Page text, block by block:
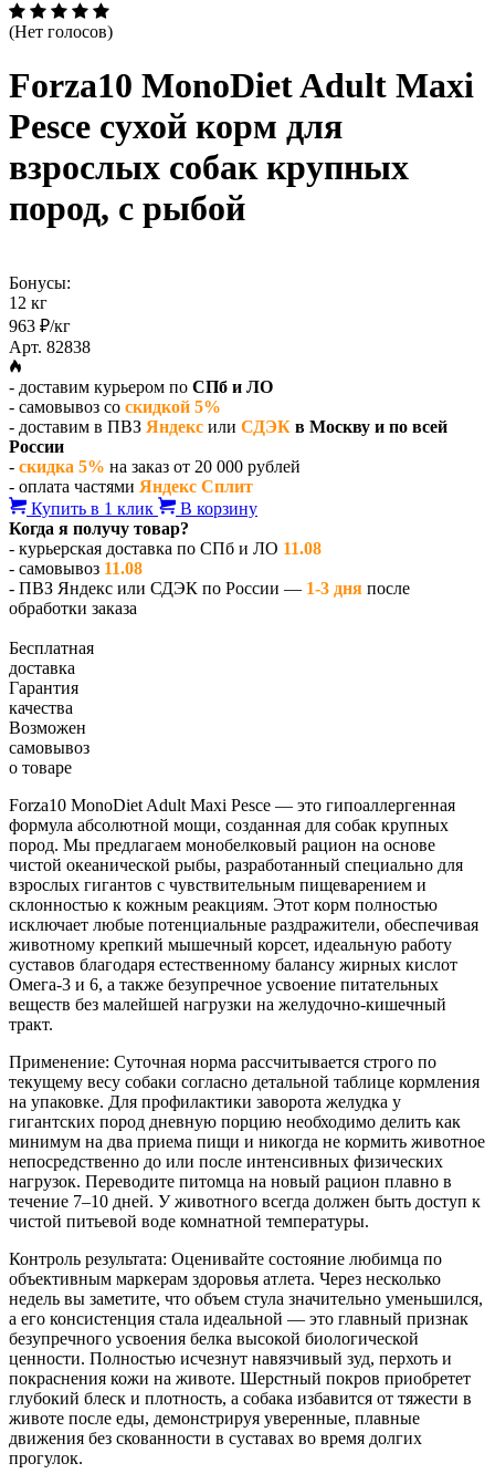
(Нет голосов)
Forza10 MonoDiet Adult Maxi
Pesce сухой корм для
взрослых собак крупных
пород, c рыбой
Бонусы:
12 кг
963 ₽/кг
Арт. 82838
- доставим курьером по СПб и ЛО
- самовывоз со скидкой 5%
- доставим в ПВЗ Яндекс или СДЭК в Москву и по всей
России
- скидка 5% на заказ от 20 000 рублей
- оплата частями Яндекс Сплит
Купить в 1 клик
В корзину
Когда я получу товар?
- курьерская доставка по СПб и ЛО 11.08
- самовывоз 11.08
- ПВЗ Яндекс или СДЭК по России — 1-3 дня после
обработки заказа
Бесплатная
доставка
Гарантия
качества
Возможен
самовывоз
о товаре
Forza10 MonoDiet Adult Maxi Pesce — это гипоаллергенная
формула абсолютной мощи, созданная для собак крупных
пород. Мы предлагаем монобелковый рацион на основе
чистой океанической рыбы, разработанный специально для
взрослых гигантов с чувствительным пищеварением и
склонностью к кожным реакциям. Этот корм полностью
исключает любые потенциальные раздражители, обеспечивая
животному крепкий мышечный корсет, идеальную работу
суставов благодаря естественному балансу жирных кислот
Омега-3 и 6, а также безупречное усвоение питательных
веществ без малейшей нагрузки на желудочно-кишечный
тракт.
Применение: Суточная норма рассчитывается строго по
текущему весу собаки согласно детальной таблице кормления
на упаковке. Для профилактики заворота желудка у
гигантских пород дневную порцию необходимо делить как
минимум на два приема пищи и никогда не кормить животное
непосредственно до или после интенсивных физических
нагрузок. Переводите питомца на новый рацион плавно в
течение 7–10 дней. У животного всегда должен быть доступ к
чистой питьевой воде комнатной температуры.
Контроль результата: Оценивайте состояние любимца по
объективным маркерам здоровья атлета. Через несколько
недель вы заметите, что объем стула значительно уменьшился,
а его консистенция стала идеальной — это главный признак
безупречного усвоения белка высокой биологической
ценности. Полностью исчезнут навязчивый зуд, перхоть и
покраснения кожи на животе. Шерстный покров приобретет
глубокий блеск и плотность, а собака избавится от тяжести в
животе после еды, демонстрируя уверенные, плавные
движения без скованности в суставах во время долгих
прогулок.